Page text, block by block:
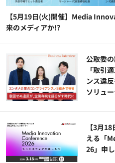
【5月19日(火)開催】Media
来のメディアか!?
公​​取委
「取引
ンス違
ソリュー
【3月
える「
26」申